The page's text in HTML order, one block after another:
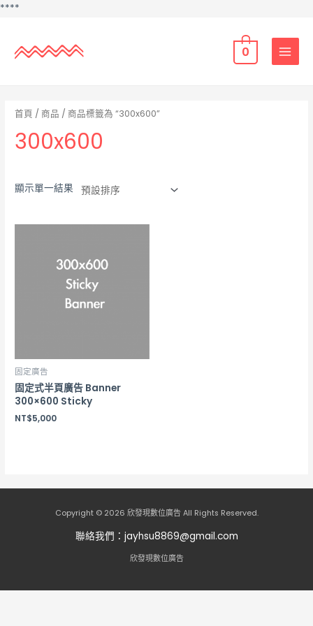
****
content
0
MAIN
首頁 /商品 / 商品標籤為 “300x600”
300x600
顯示單一結果
固定廣告
固定式半頁廣告 Banner
300×600 Sticky
NT$5,000
Copyright © 2026 欣發現數位廣告 All Rights Reserved.
聯絡我們： jayhsu8869@gmail.com
欣發現數位廣告